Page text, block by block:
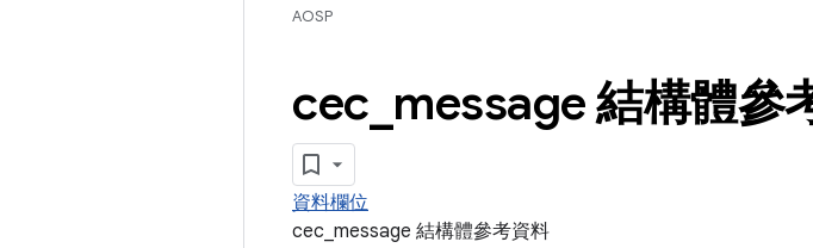
AOSP
cec message 結構體參
資料欄位
cec_message 結構體參考資料